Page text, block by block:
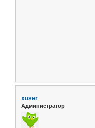
xuser
Администратор